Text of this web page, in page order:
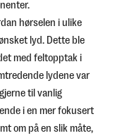
hørselen i ulike
lyd. Dette ble
med feltopptak i
lydene var
til vanlig
i en mer fokusert
om på en slik måte,